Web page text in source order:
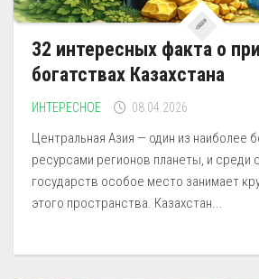
32 интересных факта о
богатствах Казахстана
ИНТЕРЕСНОЕ 08.04.2026
Центральная Азия — один из наиболее
ресурсами регионов планеты, и среди
государств особое место занимает
этого пространства. Казахстан...